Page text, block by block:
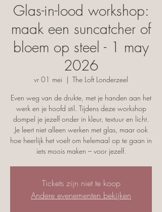
Glas-in-lood workshop:
maak een suncatcher of
bloem op steel - 1 may
2026
vr 01 mei
  |
The Loft Londerzeel
Even weg van de drukte, met je handen aan het
werk en je hoofd stil. Tijdens deze workshop
dompel je jezelf onder in kleur, textuur en licht.
Je leert niet alleen werken met glas, maar ook
hoe heerlijk het voelt om helemaal op te gaan in
iets moois maken – voor jezelf.
Tickets zijn niet te koop
Andere evenementen bekijken